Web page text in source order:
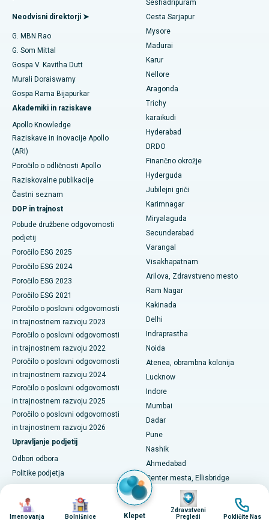
Poiščite splošnega zdravnika
Poiščite psihologa
Poiščite splošnega kirurga
Najboljša bolnišnica na cesti Bannerghatta v Bangaloreju
Najboljša bolnišnica v enoti 15 v Bhubaneswarju
Najboljša bolnišnica na cesti Seepat v Bilaspurju
Najboljša bolnišnica v Ellisbridgeu v Ahmedabadu
Najboljša bolnišnica v New Delhiju
Najboljša bolnišnica v DRDO, Hyderabad
Najboljša bolnišnica na cesti GS v Guwahatiju
Najboljša bolnišnica v Hydergudi, Hyderabad
Najboljša bolnišnica v Vijay Nagarju v Indoreju
Najboljša bolnišnica na glavni cesti Suryaraopeta v Kakinadi
Najboljša bolnišnica na Canal Circular Road v Kolkati
Najboljša bolnišnica v poslovnem središču Belapurja v Navi
Mumbaiju
Najboljša bolnišnica v Panchavatiju, Nashik
Najboljša bolnišnica v Secunderabadu, Hyderabad
Najboljša bolnišnica v mestu Seshadripuram, Bangalore
Najboljša bolnišnica na glavni cesti Waltair v Visakhapatnamu
Najboljša bolnišnica na cesti Subhash Nagar, Karimnagar
Najboljša bolnišnica v Managariju, Karaikudi
Najboljša bolnišnica v Arepallyju, Warangal
Najboljša bolnišnica v koloniji Arera v Bhopalu
Najboljša bolnišnica v mestu Jayanagar, Bangalore
Endometrijska ablacija
Embolizacija maternične arterije
Cistektomija jajčnikov
Kirurgija raka dojk
Brahiterapija
Kolonoskopija
Polipektomija
Deep Brain Stimulation
Peritonealna dializa
Biopsija ledvic
Paratiroidektomija
Citoreduktivna kirurgija
Keramična totalna zamenjava kolena
ERCP
Neodvisni direktorji ➤
G. MBN Rao
G. Som Mittal
Gospa V. Kavitha Dutt
Murali Doraiswamy
Gospa Rama Bijapurkar
Akademiki in raziskave
Apollo Knowledge
Raziskave in inovacije Apollo
(ARI)
Poročilo o odličnosti Apollo
Raziskovalne publikacije
Častni seznam
DOP in trajnost
Pobude družbene odgovornosti
podjetij
Poročilo ESG 2025
Poročilo ESG 2024
Poročilo ESG 2023
Poročilo ESG 2021
Poročilo o poslovni odgovornosti
in trajnostnem razvoju 2023
Poročilo o poslovni odgovornosti
in trajnostnem razvoju 2022
Poročilo o poslovni odgovornosti
in trajnostnem razvoju 2024
Poročilo o poslovni odgovornosti
in trajnostnem razvoju 2025
Poročilo o poslovni odgovornosti
in trajnostnem razvoju 2026
Upravljanje podjetij
Odbori odbora
Politike podjetja
Korporacijske akcije
Glasovnica po pošti
Seshadripuram
Cesta Sarjapur
Mysore
Madurai
Karur
Nellore
Aragonda
Trichy
karaikudi
Hyderabad
DRDO
Finančno okrožje
Hyderguda
Jubilejni griči
Karimnagar
Miryalaguda
Secunderabad
Varangal
Visakhapatnam
Arilova, Zdravstveno mesto
Ram Nagar
Kakinada
Delhi
Indraprastha
Noida
Atenea, obrambna kolonija
Lucknow
Indore
Mumbai
Dadar
Pune
Nashik
Ahmedabad
Center mesta, Ellisbridge
Gandhinagar
Elektromagnetni obvod
Image
Imenovanja
Image
Bolnišnice Klepet
Image
Zdravstveni
Pregledi
Image
Pokličite Nas